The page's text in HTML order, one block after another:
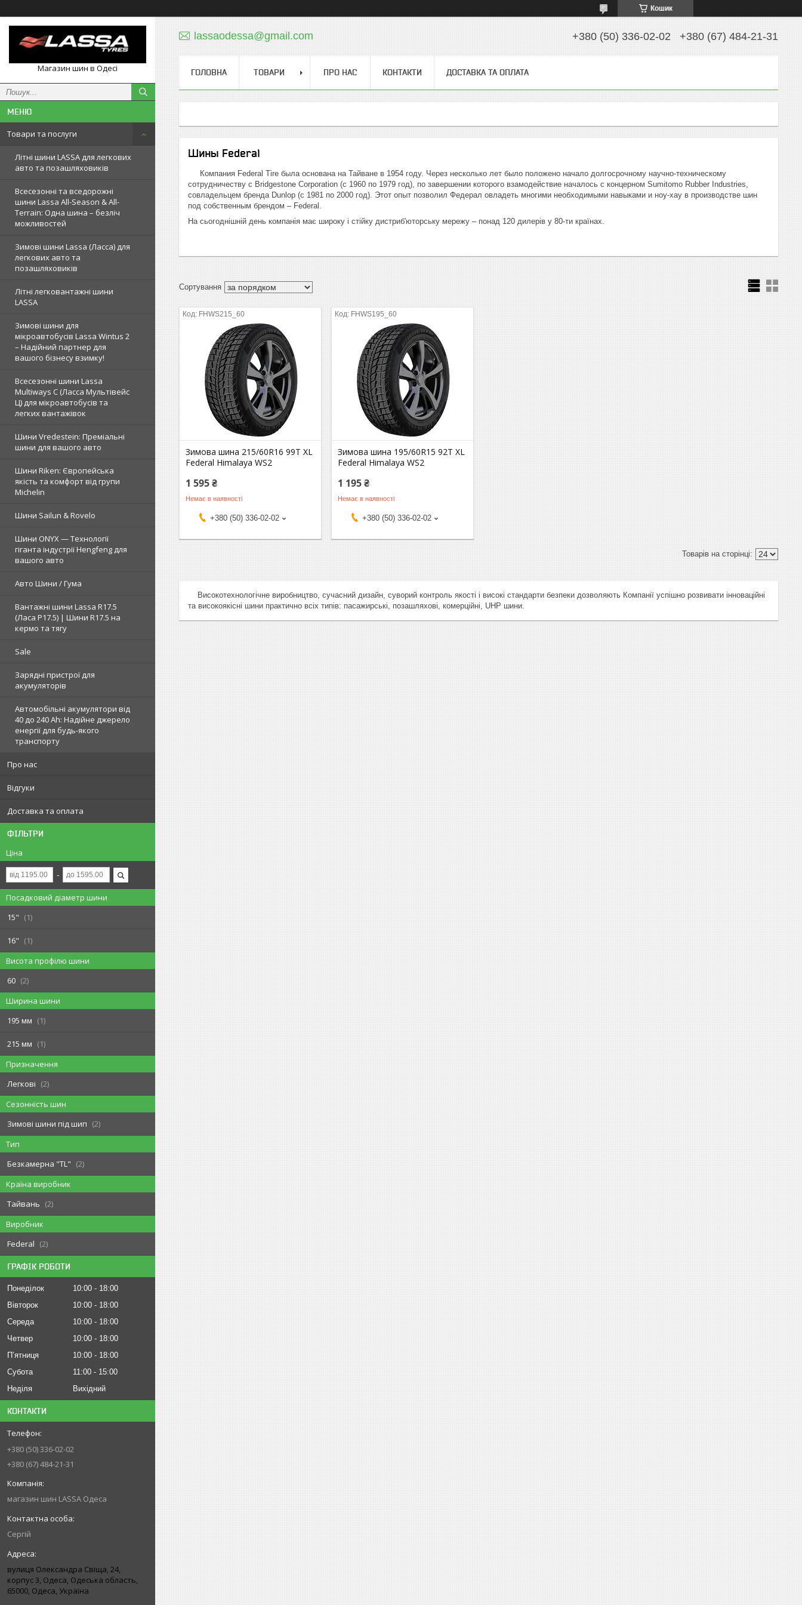
Кошик
Магазин шин в Одесі
Товари та послуги
Літні шини LASSA для легкових
авто та позашляховиків
Всесезонні та вседорожні
шини Lassa All-Season & All-
Terrain: Одна шина – безліч
можливостей
Зимові шини Lassa (Ласса) для
легкових авто та
позашляховиків
Літні легковантажні шини
LASSA
Зимові шини для
мікроавтобусів Lassa Wintus 2
– Надійний партнер для
вашого бізнесу взимку!
Всесезонні шини Lassa
Multiways C (Ласса Мультівейс
Ц) для мікроавтобусів та
легких вантажівок
Шини Vredestein: Преміальні
шини для вашого авто
Шини Riken: Європейська
якість та комфорт від групи
Michelin
Шини Sailun & Rovelo
Шини ONYX — Технології
гіганта індустрії Hengfeng для
вашого авто
Авто Шини / Гума
Вантажні шини Lassa R17.5
(Ласа Р17.5) | Шини R17.5 на
кермо та тягу
Sale
Зарядні пристрої для
акумуляторів
Автомобільні акумулятори від
40 до 240 Ah: Надійне джерело
енергії для будь-якого
транспорту
Про нас
Відгуки
Доставка та оплата
ФІЛЬТРИ
Ціна
Посадковий діаметр шини
15"
1
16"
1
Висота профілю шини
60
2
Ширина шини
195 мм
1
215 мм
1
Призначення
Легкові
2
Сезонність шин
Зимові шини під шип
2
Тип
Безкамерна "TL"
2
Країна виробник
Тайвань
2
Виробник
Federal
2
ГРАФІК РОБОТИ
Понеділок 10:00
18:00
Вівторок
10:00
18:00
Середа
10:00
18:00
Четвер
10:00
18:00
Пʼятниця
10:00
18:00
Субота
11:00
15:00
Неділя
Вихідний
КОНТАКТИ
+380 (50) 336-02-02
+380 (67) 484-21-31
магазин шин LASSA Одеса
Сергій
вулиця Олександра Свіща, 24,
корпус 3, Одеса, Одеська область,
65000, Одеса, Україна
lassaodessa@gmail.com +380 (50) 336-02-02 +380 (67) 484-21-31
ГОЛОВНА ТОВАРИ ПРО НАС КОНТАКТИ ДОСТАВКА ТА ОПЛАТА
Шины Federal
Компания Federal Tire была основана на Тайване в 1954 году. Через несколько лет было положено начало долгосрочному научно-техническому
сотрудничеству с Bridgestone Corporation (с 1960 по 1979 год), по завершении которого взамодействие началось с концерном Sumitomo Rubber Industries,
совладельцем бренда Dunlop (с 1981 по 2000 год). Этот опыт позволил Федерал овладеть многими необходимыми навыками и ноу-хау в производстве шин
под собственным брендом – Federal.
На сьогоднішній день компанія має широку і стійку дистриб'юторську мережу – понад 120 дилерів у 80-ти країнах.
FHWS215_60
Зимова шина 215/60R16 99T XL
Federal Himalaya WS2
1 595 ₴
Немає в наявності
+380 (50) 336-02-02
FHWS195_60
Зимова шина 195/60R15 92T XL
Federal Himalaya WS2
1 195 ₴
Немає в наявності
+380 (50) 336-02-02
Високотехнологічне виробництво, сучасний дизайн, суворий контроль якості і високі стандарти безпеки дозволяють Компанії успішно розвивати інноваційні
та високоякісні шини практично всіх типів: пасажирські, позашляхові, комерційні, UHP шини.